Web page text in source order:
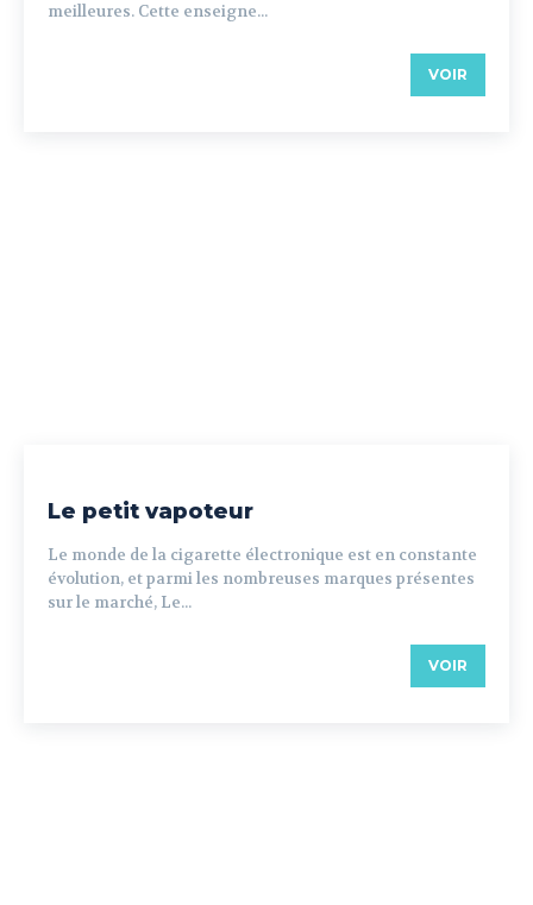
meilleures. Cette enseigne...
VOIR
Le petit vapoteur
Le monde de la cigarette électronique est en constante
évolution, et parmi les nombreuses marques présentes
sur le marché, Le...
VOIR